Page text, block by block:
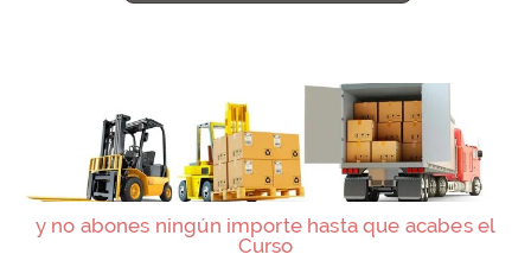
y no abones ningún importe hasta que acabes el
Curso